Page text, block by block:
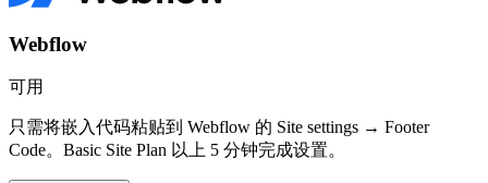
Webflow
可用
只需将嵌入代码粘贴到 Webflow 的 Site settings → Footer
Code。Basic Site Plan 以上 5 分钟完成设置。